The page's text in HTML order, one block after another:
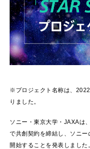
※プロジェクト名称は、
りました。
ソニー・東京大学・JAXAは
で共創契約を締結し、ソニ
開始することを発表しまし